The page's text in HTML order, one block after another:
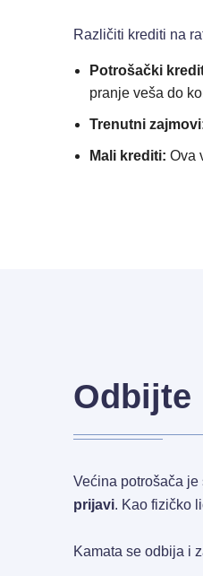
Različiti krediti na
Potrošački
pranje veša do
Trenutni
Mali krediti: Ova
Odbijte
Većina potrošača
prijavi. Kao fizičko
Kamata se odbija i